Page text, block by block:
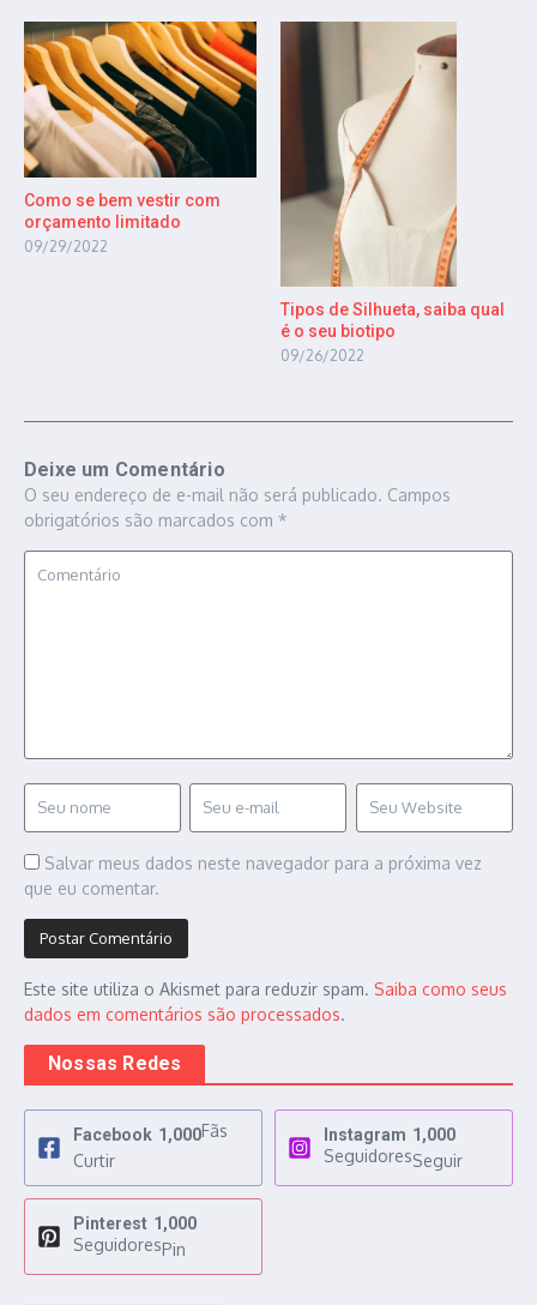
Como se bem vestir com
orçamento limitado
09/29/2022
Tipos de Silhueta, saiba qual
é o seu biotipo
09/26/2022
Deixe um Comentário
O seu endereço de e-mail não será publicado. Campos
obrigatórios são marcados com *
Salvar meus dados neste navegador para a próxima vez
que eu comentar.
Este site utiliza o Akismet para reduzir spam. Saiba como seus
dados em comentários são processados.
Nossas Redes
Facebook 1,000Fãs
Curtir
Instagram 1,000
SeguidoresSeguir
Pinterest 1,000
SeguidoresPin